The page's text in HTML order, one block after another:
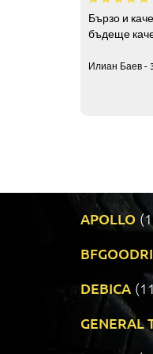
Бързо и
бъдеще
Илиан Баев -
APOLLO
DEBICA
GENERAL